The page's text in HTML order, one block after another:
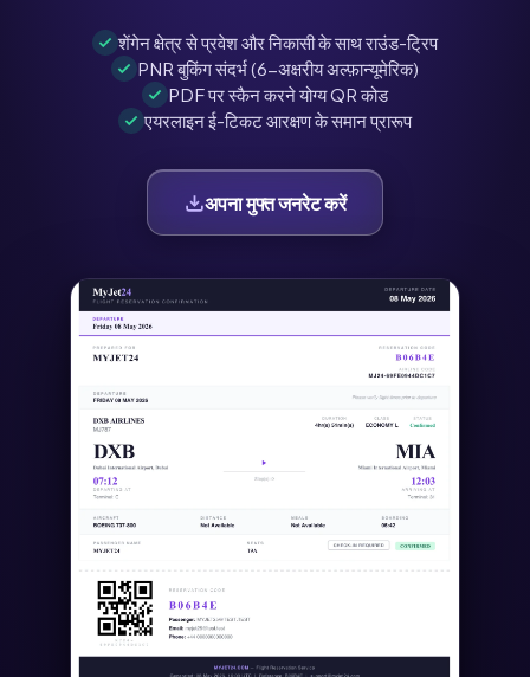
शेंगेन क्षेत्र से प्रवेश और निकासी के साथ राउंड-ट्रिप
PNR बुकिंग संदर्भ (6-अक्षरीय अल्फ़ान्यूमेरिक)
PDF पर स्कैन करने योग्य QR कोड
एयरलाइन ई-टिकट आरक्षण के समान प्रारूप
अपना मुफ्त जनरेट करें